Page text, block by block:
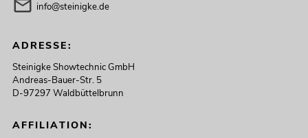
info@steinigke.de
ADRESSE:
Steinigke Showtechnic GmbH
Andreas-Bauer-Str. 5
D-97297 Waldbüttelbrunn
AFFILIATION: